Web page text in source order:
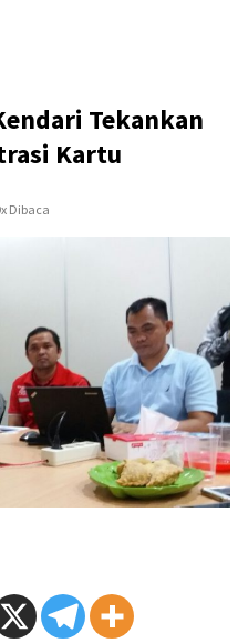
Tekankan
Kartu
Dibaca